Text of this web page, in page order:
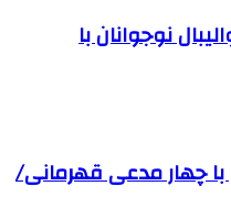
نوجوانان با
با چهار مدعی قهرمانی/